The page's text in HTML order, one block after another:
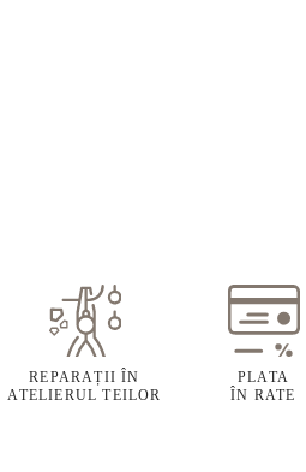
REPARAȚII ÎN
ATELIERUL TEILOR
PLATA
ÎN RATE